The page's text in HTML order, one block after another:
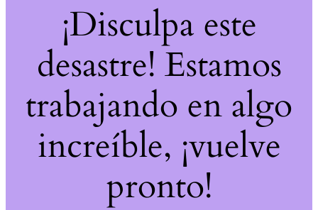
¡Disculpa este
desastre! Estamos
trabajando en algo
increíble, ¡vuelve
pronto!